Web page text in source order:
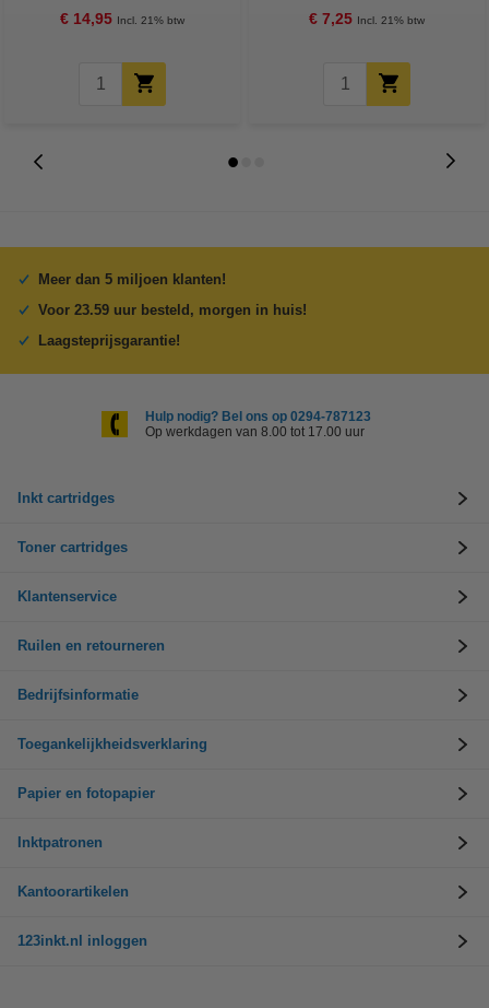
€ 14,95 Incl. 21% btw € 7,25 Incl. 21% btw
Meer dan 5 miljoen klanten!
Voor 23.59 uur besteld, morgen in huis!
Laagsteprijsgarantie!
Hulp nodig? Bel ons op 0294-787123
Op werkdagen van 8.00 tot 17.00 uur
Inkt cartridges
Toner cartridges
Klantenservice
Ruilen en retourneren
Bedrijfsinformatie
Toegankelijkheidsverklaring
Papier en fotopapier
Inktpatronen
Kantoorartikelen
123inkt.nl inloggen